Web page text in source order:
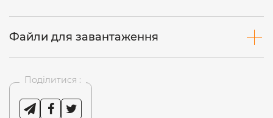
Файли для завантаження
Поділитися :